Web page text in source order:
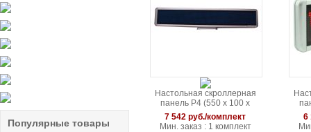
Популярные товары
Настольная скроллерная
панель P4 (550 x 100 x
20мм)
7 542 руб./комплект
Мин. заказ : 1 комплект
6